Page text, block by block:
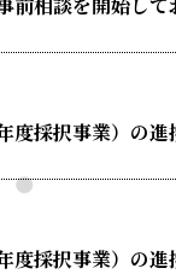
度採択事業）の
度採択事業）の